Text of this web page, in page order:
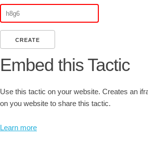
CREATE
Embed this Tactic
Use this tactic on your website. Creates an
on you website to share this tactic.
Learn more